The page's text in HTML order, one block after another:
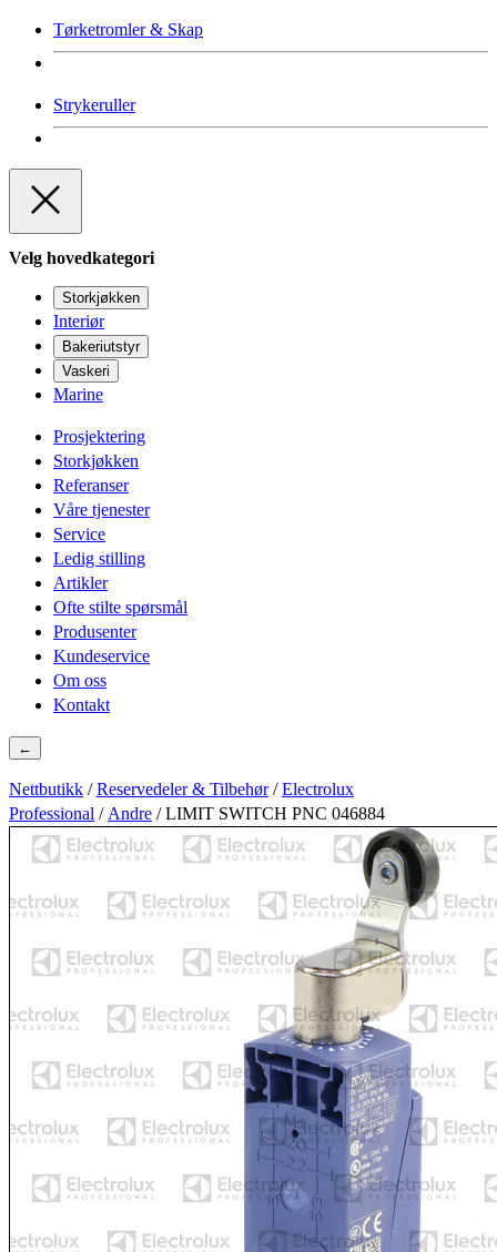
Tørketromler & Skap
Strykeruller
Velg hovedkategori
Storkjøkken
Interiør
Bakeriutstyr
Vaskeri
Marine
Prosjektering
Storkjøkken
Referanser
Våre tjenester
Service
Ledig stilling
Artikler
Ofte stilte spørsmål
Produsenter
Kundeservice
Om oss
Kontakt
←
Nettbutikk /Reservedeler & Tilbehør/Electrolux
Professional / Andre / LIMIT SWITCH PNC 046884